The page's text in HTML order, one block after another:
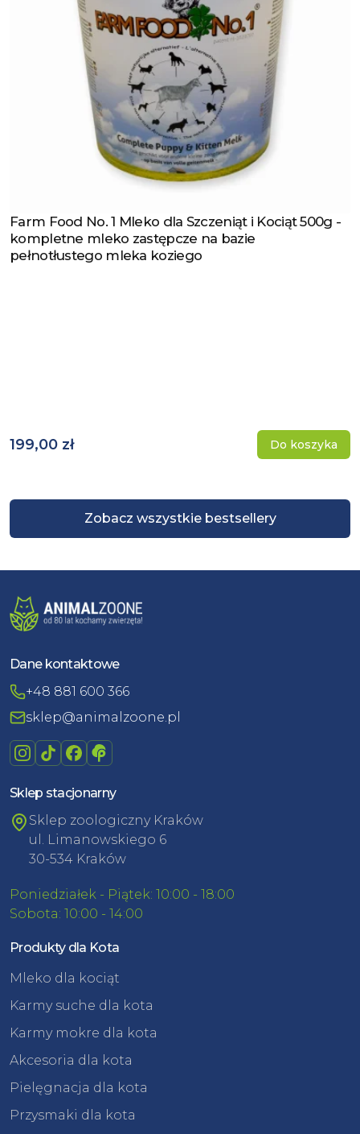
Zobacz wszystkie bestsellery
Zobacz produkt
Farm Food No. 1 Mleko dla Szczeniąt i Kociąt 500g -
kompletne mleko zastępcze na bazie
pełnotłustego mleka koziego
199,00 zł Do koszyka
Dane kontaktowe
+48 881 600 366
sklep@animalzoone.pl
Sklep stacjonarny
Sklep zoologiczny Kraków
ul. Limanowskiego 6
30-534 Kraków
Poniedziałek - Piątek: 10:00 - 18:00
Sobota: 10:00 - 14:00
Produkty dla Kota
Mleko dla kociąt
Karmy suche dla kota
Karmy mokre dla kota
Akcesoria dla kota
Pielęgnacja dla kota
Przysmaki dla kota